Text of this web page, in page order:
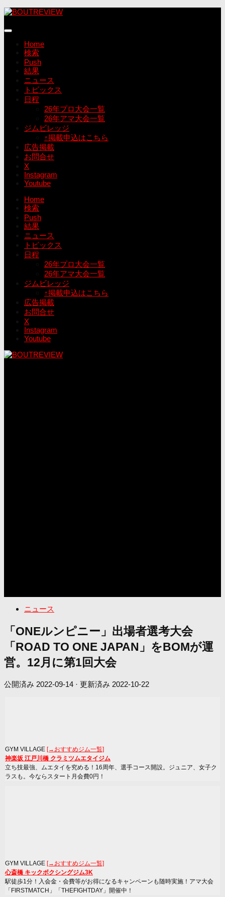
コ
テ
Home
検索
Push
結果
ニュース
トピックス
日程
26年プロ大会一覧
26年アマ大会一覧
ジムビレッジ
↑掲載申込はこちら
広告掲載
お問合せ
X
Instagram
Youtube
Home
検索
Push
結果
ニュース
トピックス
日程
26年プロ大会一覧
26年アマ大会一覧
ジムビレッジ
↑掲載申込はこちら
広告掲載
お問合せ
X
Instagram
Youtube
ニュース
「ONEルンピニー」出場者選考大会
「ROAD TO ONE JAPAN」をBOMが運
営。12月に第1回大会
公開済み 2022-09-14 · 更新済み 2022-10-22
GYM VILLAGE [→おすすめジム一覧]
神楽坂 江戸川橋 クラミツムエタイジム
立ち技最強、ムエタイを究める！16周年、選手コース開設。ジュニア、女子ク
ラスも。今ならスタート月会費0円！
GYM VILLAGE [→おすすめジム一覧]
心斎橋 キックボクシングジム3K
駅徒歩1分！入会金・会費等がお得になるキャンペーンも随時実施！アマ大会
「FIRSTMATCH」「THEFIGHTDAY」開催中！